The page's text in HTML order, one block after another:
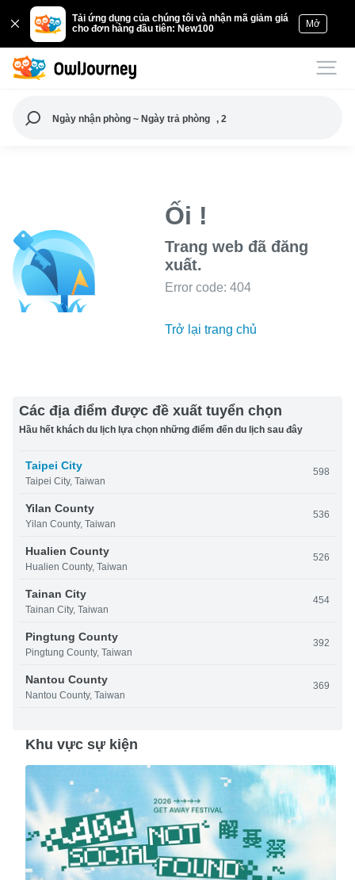
Tải ứng dụng của chúng tôi và nhận mã giảm giá
cho đơn hàng đầu tiên: New100
Mở
Ngày nhận phòng ~ Ngày trả phòng , 2
Ối !
Trang web đã đăng
xuất.
Error code: 404
Trở lại trang chủ
Các địa điểm được đề xuất tuyển chọn
Hầu hết khách du lịch lựa chọn những điểm đến du lịch sau đây
Taipei City
Taipei City, Taiwan
598
Yilan County
Yilan County, Taiwan
536
Hualien County
Hualien County, Taiwan
526
Tainan City
Tainan City, Taiwan
454
Pingtung County
Pingtung County, Taiwan
392
Nantou County
Nantou County, Taiwan
369
Khu vực sự kiện